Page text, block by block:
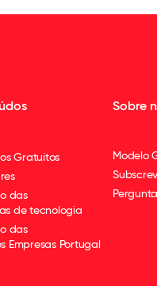
Gratuitos
das
de tecnologia
das
Empresas Portugal
Sobre
Modelo